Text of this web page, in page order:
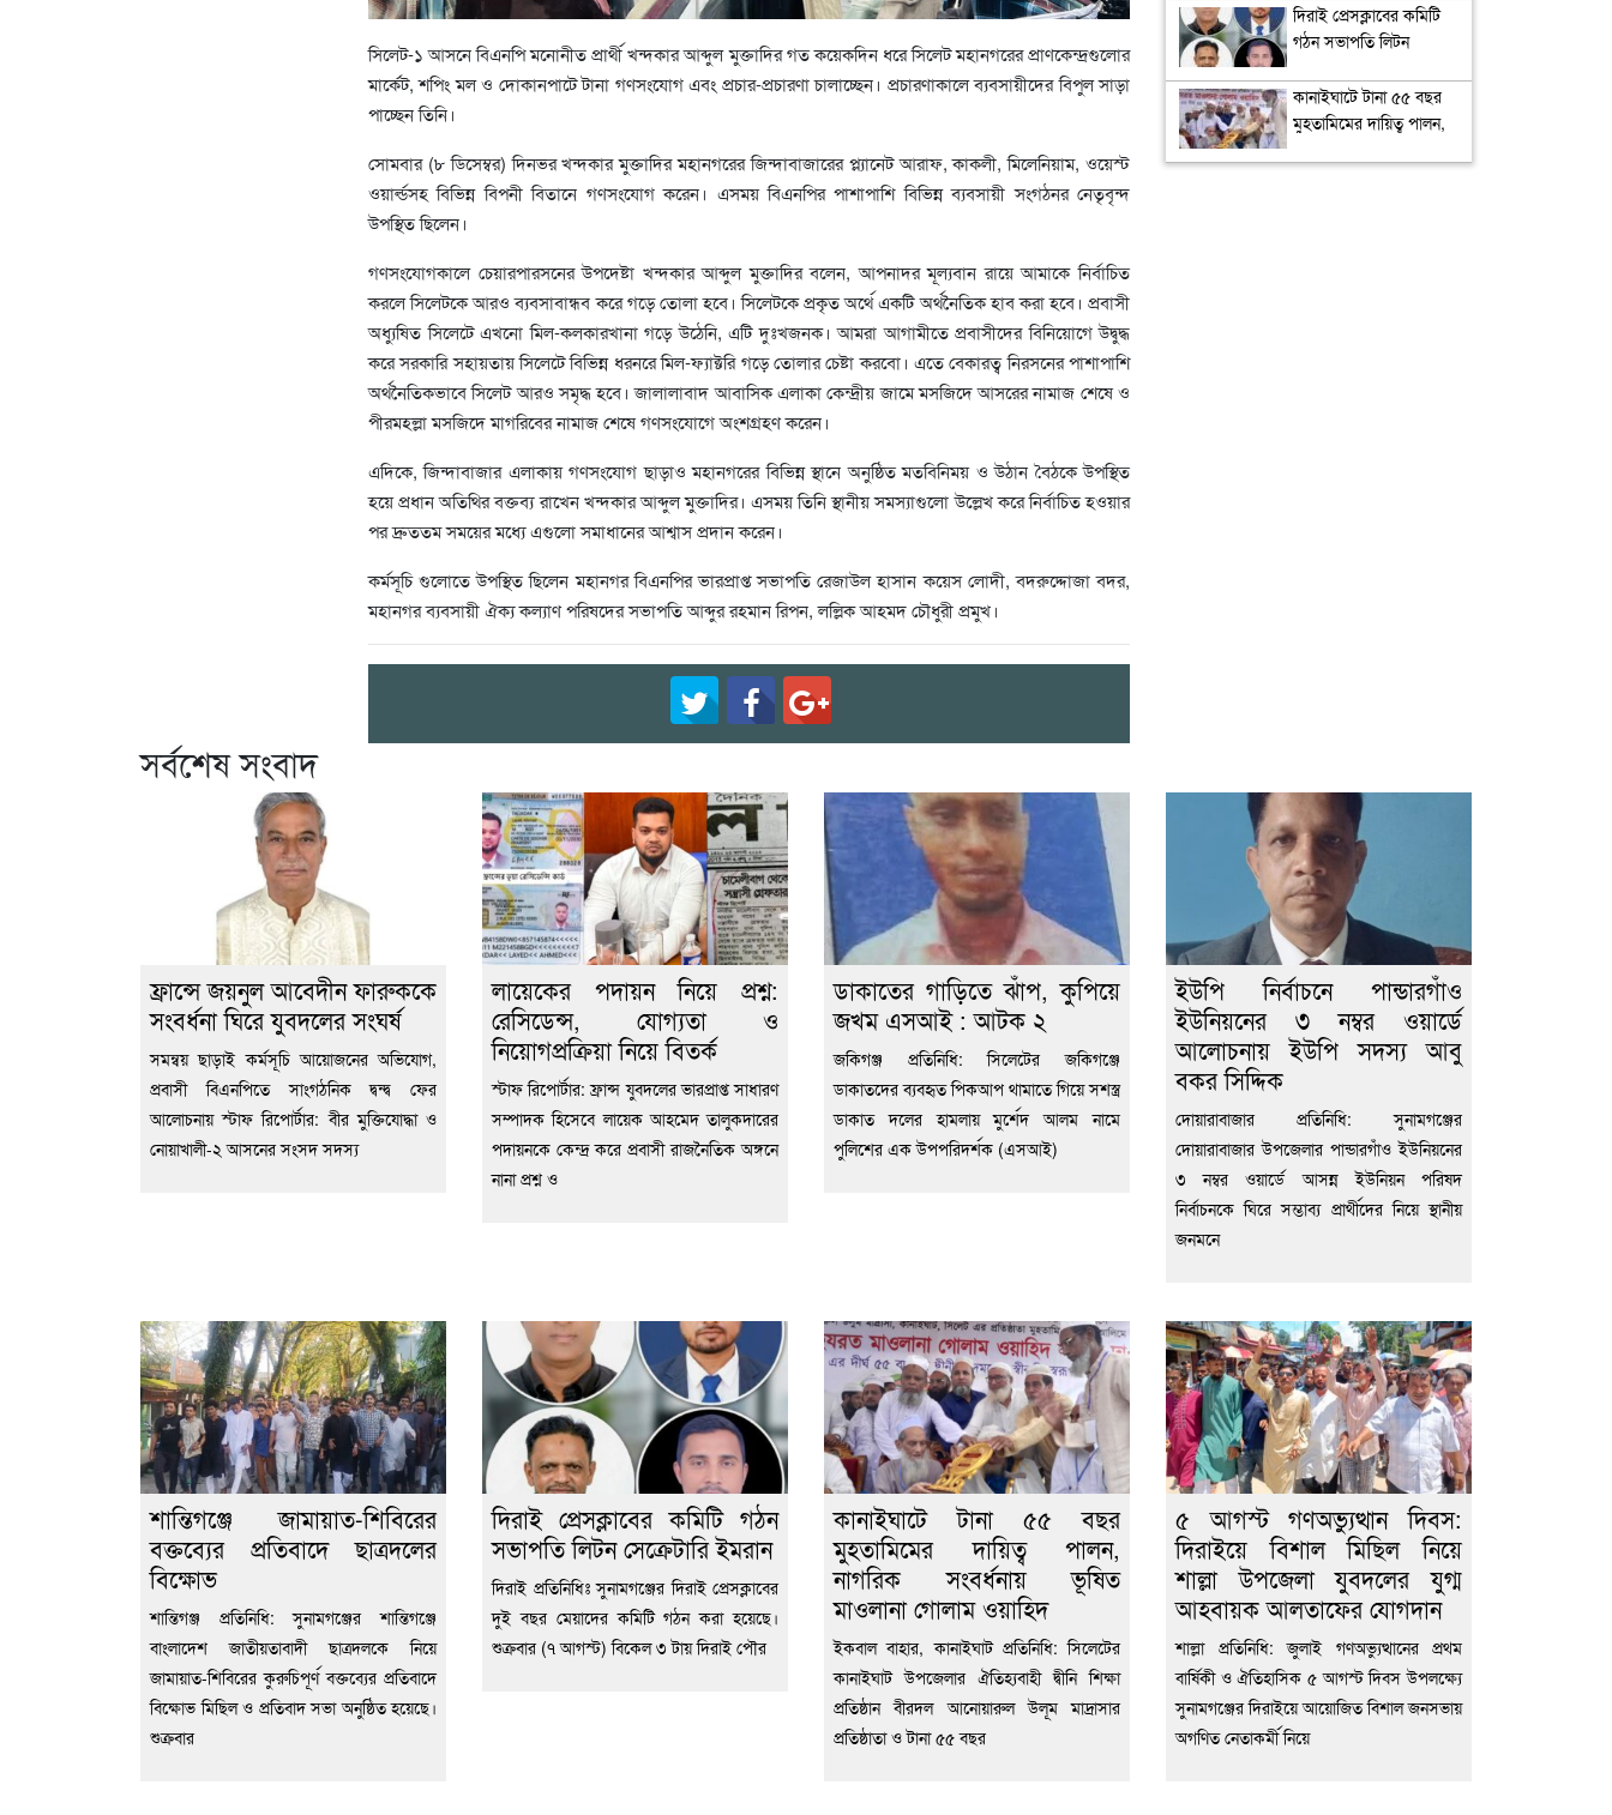
সিলেট-১ আসনে বিএনপি মনোনীত প্রার্থী খন্দকার আব্দুল মুক্তাদির গত কয়েকদিন ধরে সিলেট মহানগরের প্রাণকেন্দ্রগুলোর
মার্কেট, শপিং মল ও দোকানপাটে টানা গণসংযোগ এবং প্রচার-প্রচারণা চালাচ্ছেন। প্রচারণাকালে ব্যবসায়ীদের বিপুল সাড়া
পাচ্ছেন তিনি।
সোমবার (৮ ডিসেম্বর) দিনভর খন্দকার মুক্তাদির মহানগরের জিন্দাবাজারের প্ল্যানেট আরাফ, কাকলী, মিলেনিয়াম, ওয়েস্ট
ওয়ার্ল্ডসহ বিভিন্ন বিপনী বিতানে গণসংযোগ করেন। এসময় বিএনপির পাশাপাশি বিভিন্ন ব্যবসায়ী সংগঠনর নেতৃবৃন্দ
উপস্থিত ছিলেন।
গণসংযোগকালে চেয়ারপারসনের উপদেষ্টা খন্দকার আব্দুল মুক্তাদির বলেন, আপনাদর মূল্যবান রায়ে আমাকে নির্বাচিত
করলে সিলেটকে আরও ব্যবসাবান্ধব করে গড়ে তোলা হবে। সিলেটকে প্রকৃত অর্থে একটি অর্থনৈতিক হাব করা হবে। প্রবাসী
অধ্যুষিত সিলেটে এখনো মিল-কলকারখানা গড়ে উঠেনি, এটি দুঃখজনক। আমরা আগামীতে প্রবাসীদের বিনিয়োগে উদ্বুদ্ধ
করে সরকারি সহায়তায় সিলেটে বিভিন্ন ধরনরে মিল-ফ্যাক্টরি গড়ে তোলার চেষ্টা করবো। এতে বেকারত্ব নিরসনের পাশাপাশি
অর্থনৈতিকভাবে সিলেট আরও সমৃদ্ধ হবে। জালালাবাদ আবাসিক এলাকা কেন্দ্রীয় জামে মসজিদে আসরের নামাজ শেষে ও
পীরমহল্লা মসজিদে মাগরিবের নামাজ শেষে গণসংযোগে অংশগ্রহণ করেন।
এদিকে, জিন্দাবাজার এলাকায় গণসংযোগ ছাড়াও মহানগরের বিভিন্ন স্থানে অনুষ্ঠিত মতবিনিময় ও উঠান বৈঠকে উপস্থিত
হয়ে প্রধান অতিথির বক্তব্য রাখেন খন্দকার আব্দুল মুক্তাদির। এসময় তিনি স্থানীয় সমস্যাগুলো উল্লেখ করে নির্বাচিত হওয়ার
পর দ্রুততম সময়ের মধ্যে এগুলো সমাধানের আশ্বাস প্রদান করেন।
কর্মসূচি গুলোতে উপস্থিত ছিলেন মহানগর বিএনপির ভারপ্রাপ্ত সভাপতি রেজাউল হাসান কয়েস লোদী, বদরুদ্দোজা বদর,
মহানগর ব্যবসায়ী ঐক্য কল্যাণ পরিষদের সভাপতি আব্দুর রহমান রিপন, লল্লিক আহমদ চৌধুরী প্রমুখ।
দিরাই প্রেসক্লাবের কমিটি
গঠন সভাপতি লিটন
কানাইঘাটে টানা ৫৫ বছর
মুহতামিমের দায়িত্ব পালন,
মাওলানা গোলাম ওয়াহিদ
সর্বশেষ সংবাদ
ফ্রান্সে জয়নুল আবেদীন ফারুককে
সংবর্ধনা ঘিরে যুবদলের সংঘর্ষ
সমন্বয় ছাড়াই কর্মসূচি আয়োজনের অভিযোগ,
প্রবাসী বিএনপিতে সাংগঠনিক দ্বন্দ্ব ফের
আলোচনায় স্টাফ রিপোর্টার: বীর মুক্তিযোদ্ধা ও
নোয়াখালী-২ আসনের সংসদ সদস্য
লায়েকের পদায়ন নিয়ে প্রশ্ন:
রেসিডেন্স, যোগ্যতা ও
নিয়োগপ্রক্রিয়া নিয়ে বিতর্ক
স্টাফ রিপোর্টার: ফ্রান্স যুবদলের ভারপ্রাপ্ত সাধারণ
সম্পাদক হিসেবে লায়েক আহমেদ তালুকদারের
পদায়নকে কেন্দ্র করে প্রবাসী রাজনৈতিক অঙ্গনে
নানা প্রশ্ন ও
ডাকাতের গাড়িতে ঝাঁপ, কুপিয়ে
জখম এসআই : আটক ২
জকিগঞ্জ প্রতিনিধি: সিলেটের জকিগঞ্জে
ডাকাতদের ব্যবহৃত পিকআপ থামাতে গিয়ে সশস্ত্র
ডাকাত দলের হামলায় মুর্শেদ আলম নামে
পুলিশের এক উপপরিদর্শক (এসআই)
ইউপি নির্বাচনে পান্ডারগাঁও
ইউনিয়নের ৩ নম্বর ওয়ার্ডে
আলোচনায় ইউপি সদস্য আবু
বকর সিদ্দিক
দোয়ারাবাজার প্রতিনিধি: সুনামগঞ্জের
দোয়ারাবাজার উপজেলার পান্ডারগাঁও ইউনিয়নের
৩ নম্বর ওয়ার্ডে আসন্ন ইউনিয়ন পরিষদ
নির্বাচনকে ঘিরে সম্ভাব্য প্রার্থীদের নিয়ে স্থানীয়
জনমনে
শান্তিগঞ্জে জামায়াত-শিবিরের
বক্তব্যের প্রতিবাদে ছাত্রদলের
বিক্ষোভ
শান্তিগঞ্জ প্রতিনিধি: সুনামগঞ্জের শান্তিগঞ্জে
বাংলাদেশ জাতীয়তাবাদী ছাত্রদলকে নিয়ে
জামায়াত-শিবিরের কুরুচিপূর্ণ বক্তব্যের প্রতিবাদে
বিক্ষোভ মিছিল ও প্রতিবাদ সভা অনুষ্ঠিত হয়েছে।
শুক্রবার
দিরাই প্রেসক্লাবের কমিটি গঠন
সভাপতি লিটন সেক্রেটারি ইমরান
দিরাই প্রতিনিধিঃ সুনামগঞ্জের দিরাই প্রেসক্লাবের
দুই বছর মেয়াদের কমিটি গঠন করা হয়েছে।
শুক্রবার (৭ আগস্ট) বিকেল ৩ টায় দিরাই পৌর
কানাইঘাটে টানা ৫৫ বছর
মুহতামিমের দায়িত্ব পালন,
নাগরিক সংবর্ধনায় ভূষিত
মাওলানা গোলাম ওয়াহিদ
ইকবাল বাহার, কানাইঘাট প্রতিনিধি: সিলেটের
কানাইঘাট উপজেলার ঐতিহ্যবাহী দ্বীনি শিক্ষা
প্রতিষ্ঠান বীরদল আনোয়ারুল উলূম মাদ্রাসার
প্রতিষ্ঠাতা ও টানা ৫৫ বছর
৫ আগস্ট গণঅভ্যুত্থান দিবস:
দিরাইয়ে বিশাল মিছিল নিয়ে
শাল্লা উপজেলা যুবদলের যুগ্ম
আহবায়ক আলতাফের যোগদান
শাল্লা প্রতিনিধি: জুলাই গণঅভ্যুত্থানের প্রথম
বার্ষিকী ও ঐতিহাসিক ৫ আগস্ট দিবস উপলক্ষ্যে
সুনামগঞ্জের দিরাইয়ে আয়োজিত বিশাল জনসভায়
অগণিত নেতাকর্মী নিয়ে